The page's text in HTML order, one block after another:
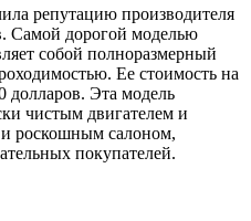
репутацию производителя
Самой дорогой моделью
собой полноразмерный
Ее стоимость на
долларов. Эта модель
чистым двигателем и
роскошным салоном,
покупателей.